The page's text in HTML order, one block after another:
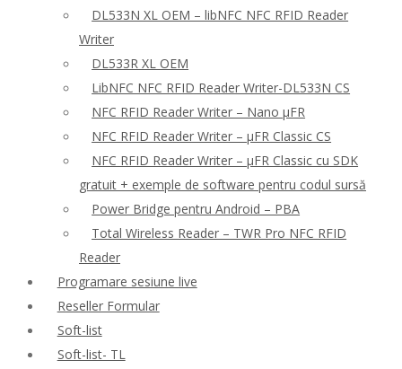
DL533N XL OEM – libNFC NFC RFID Reader
Writer
DL533R XL OEM
LibNFC NFC RFID Reader Writer-DL533N CS
NFC RFID Reader Writer – Nano μFR
NFC RFID Reader Writer – μFR Classic CS
NFC RFID Reader Writer – μFR Classic cu SDK
gratuit + exemple de software pentru codul sursă
Power Bridge pentru Android – PBA
Total Wireless Reader – TWR Pro NFC RFID
Reader
Programare sesiune live
Reseller Formular
Soft-list
Soft-list- TL